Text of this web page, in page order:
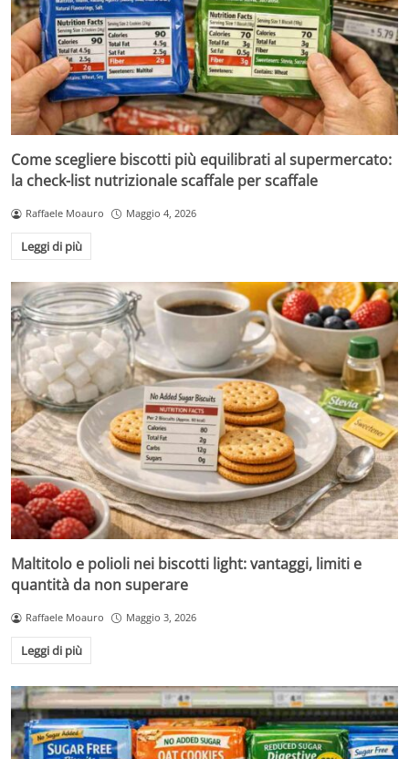
Come scegliere biscotti più equilibrati al supermercato:
la check-list nutrizionale scaffale per scaffale
Raffaele Moauro Maggio 4, 2026
Leggi di più
Maltitolo e polioli nei biscotti light: vantaggi, limiti e
quantità da non superare
Raffaele Moauro Maggio 3, 2026
Leggi di più